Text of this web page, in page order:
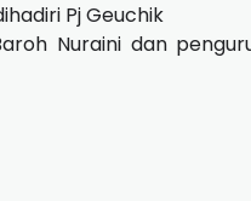
Pj Geuchik
Nuraini dan